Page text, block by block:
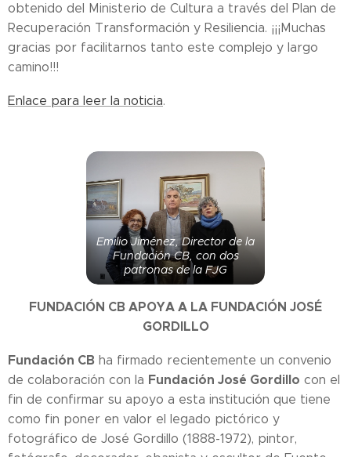
obtenido del Ministerio de Cultura a través del Plan de
Recuperación Transformación y Resiliencia. ¡¡¡Muchas
gracias por facilitarnos tanto este complejo y largo
camino!!!
Enlace para leer la noticia.
Emilio Jiménez, Director de la
Fundación CB, con dos
patronas de la FJG
FUNDACIÓN CB APOYA A LA FUNDACIÓN JOSÉ
GORDILLO
Fundación CB ha firmado recientemente un convenio
de colaboración con la Fundación José Gordillo con el
fin de confirmar su apoyo a esta institución que tiene
como fin poner en valor el legado pictórico y
fotográfico de José Gordillo (1888-1972), pintor,